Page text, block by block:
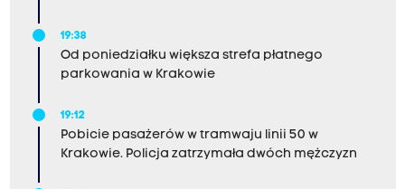
19:38
Od poniedziałku większa strefa płatnego
parkowania w Krakowie
19:12
Pobicie pasażerów w tramwaju linii 50 w
Krakowie. Policja zatrzymała dwóch mężczyzn